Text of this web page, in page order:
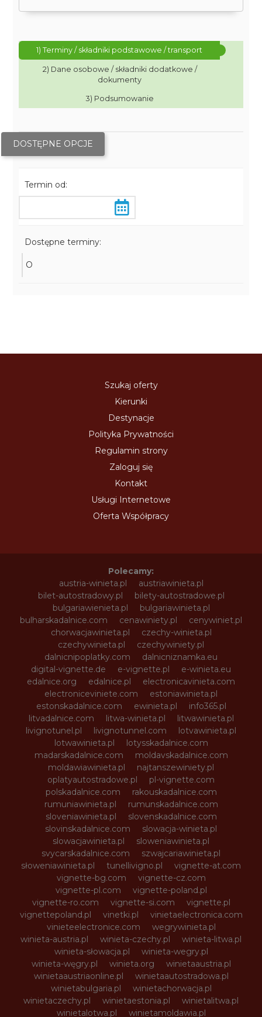
1) Terminy / składniki podstawowe / transport
2) Dane osobowe / składniki dodatkowe /
dokumenty
3) Podsumowanie
DOSTĘPNE OPCJE
Termin od:
Dostępne terminy:
O
Szukaj oferty
Kierunki
Destynacje
Polityka Prywatności
Regulamin strony
Zaloguj się
Kontakt
Usługi Internetowe
Oferta Współpracy
Polecamy:
austria-winieta.pl
austriawinieta.pl
bilet-autostradowy.pl
bilety-autostradowe.pl
bulgariawienieta.pl
bulgariawinieta.pl
bulharskadalnice.com
cenawiniety.pl
cenywiniet.pl
chorwacjawinieta.pl
czechy-winieta.pl
czechywinieta.pl
czechywiniety.pl
dalnicnipoplatky.com
dalnicniznamka.eu
digital-vignette.de
e-vignette.pl
e-winieta.eu
edalnice.org
edalnice.pl
electronicavinieta.com
electroniceviniete.com
estoniawinieta.pl
estonskadalnice.com
ewinieta.pl
info365.pl
litvadalnice.com
litwa-winieta.pl
litwawinieta.pl
livignotunel.pl
livignotunnel.com
lotvawinieta.pl
lotwawinieta.pl
lotysskadalnice.com
madarskadalnice.com
moldavskadalnice.com
moldawiawinieta.pl
najtanszewiniety.pl
oplatyautostradowe.pl
pl-vignette.com
polskadalnice.com
rakouskadalnice.com
rumuniawinieta.pl
rumunskadalnice.com
sloveniawinieta.pl
slovenskadalnice.com
slovinskadalnice.com
slowacja-winieta.pl
slowacjawinieta.pl
sloweniawinieta.pl
svycarskadalnice.com
szwajcariawinieta.pl
słoweniawinieta.pl
tunellivigno.pl
vignette-at.com
vignette-bg.com
vignette-cz.com
vignette-pl.com
vignette-poland.pl
vignette-ro.com
vignette-si.com
vignette.pl
vignettepoland.pl
vinetki.pl
vinietaelectronica.com
vinieteelectronice.com
wegrywinieta.pl
winieta-austria.pl
winieta-czechy.pl
winieta-litwa.pl
winieta-słowacja.pl
winieta-wegry.pl
winieta-węgry.pl
winieta.org
winietaaustria.pl
winietaaustriaonline.pl
winietaautostradowa.pl
winietabulgaria.pl
winietachorwacja.pl
winietaczechy.pl
winietaestonia.pl
winietalitwa.pl
winietalotwa.pl
winietamoldawia.pl